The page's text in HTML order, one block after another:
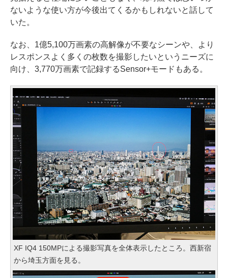
ないような使い方が今後出てくるかもしれないと話して
いた。
なお、1億5,100万画素の高解像が不要なシーンや、より
レスポンスよく多くの枚数を撮影したいというニーズに
向け、3,770万画素で記録するSensor+モードもある。
XF IQ4 150MPによる撮影写真を全体表示したところ。西新宿
から埼玉方面を見る。